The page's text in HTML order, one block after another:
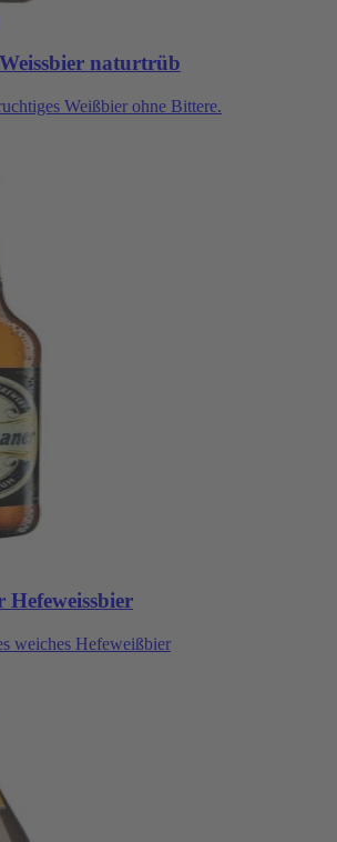
naturtrüb
Weißbier ohne Bittere.
Hefeweissbier
weiches Hefeweißbier